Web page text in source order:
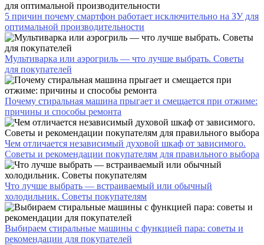
5 причин почему смартфон работает исключительно на ЗУ для
оптимальной производительности
Мультиварка или аэрогриль — что лучше выбрать. Советы
для покупателей
Почему стиральная машина прыгает и смещается при отжиме:
причины и способы ремонта
Чем отличается независимый духовой шкаф от зависимого.
Советы и рекомендации покупателям для правильного выбора
Что лучше выбрать — встраиваемый или обычный
холодильник. Советы покупателям
Выбираем стиральные машины с функцией пара: советы и
рекомендации для покупателей